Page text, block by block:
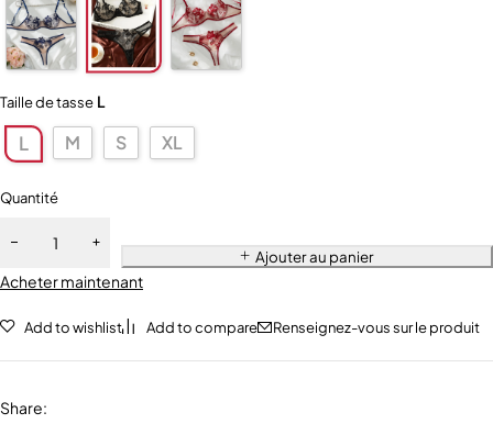
Taille de tasse L
L M S XL
Quantité
Ajouter au panier
Acheter maintenant
Add to wishlist Add to compare Renseignez-vous sur le produit
Share: